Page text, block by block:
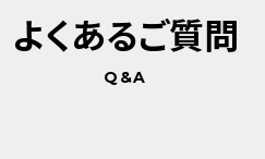
人々を豊かにする手助けを
サステナブルなコーヒー調達
サステナビリティ教育
パーパス ＆ バリュー
コーポレートメッセージ
企業概要
よくあるご質問
Q&A